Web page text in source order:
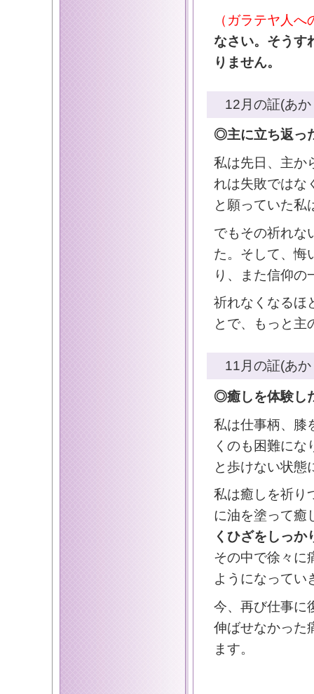
（ガラテヤ人
なさい。そうす
りません。
12月の証(あか
◎主に立ち返っ
私は先日、主か
れは失敗ではな
と願っていた私
でもその祈れな
た。そして、悔
り、また信仰の
祈れなくなるほ
とで、もっと主
11月の証(あか
◎癒しを体験し
私は仕事柄、膝
くのも困難に
と歩けない状態
私は癒しを祈り
に油を塗って癒
くひざをしっか
その中で徐々に
ようになってい
今、再び仕事に
伸ばせなかった
ます。